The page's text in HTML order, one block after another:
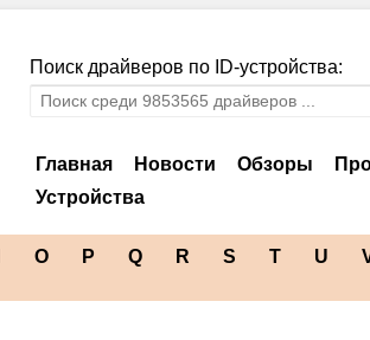
Поиск драйверов по ID-устройства:
Главная Новости Обзоры
Устройства
O P Q R S T U